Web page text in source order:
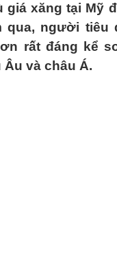
giá xăng tại Mỹ
qua, người tiêu
rất đáng kể
và châu Á.